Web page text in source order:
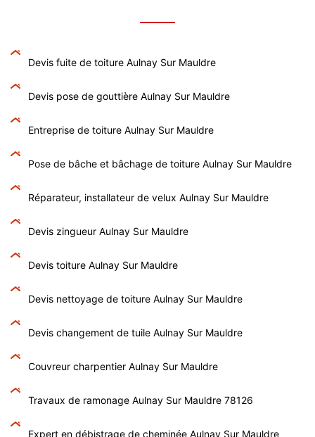
Devis fuite de toiture Aulnay Sur Mauldre
Devis pose de gouttière Aulnay Sur Mauldre
Entreprise de toiture Aulnay Sur Mauldre
Pose de bâche et bâchage de toiture Aulnay Sur Mauldre
Réparateur, installateur de velux Aulnay Sur Mauldre
Devis zingueur Aulnay Sur Mauldre
Devis toiture Aulnay Sur Mauldre
Devis nettoyage de toiture Aulnay Sur Mauldre
Devis changement de tuile Aulnay Sur Mauldre
Couvreur charpentier Aulnay Sur Mauldre
Travaux de ramonage Aulnay Sur Mauldre 78126
Expert en débistrage de cheminée Aulnay Sur Mauldre